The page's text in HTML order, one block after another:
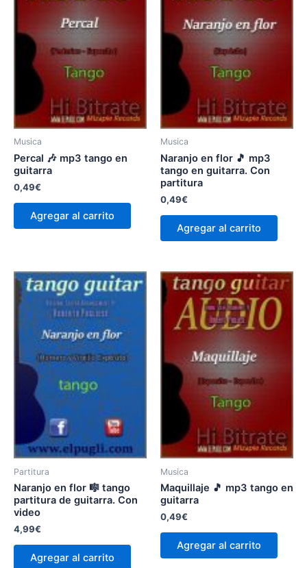
Musica
Percal 🎶 mp3 tango en
guitarra
0,49€
Agregar al carrito
Musica
Naranjo en flor 🎵 mp3
tango en guitarra. Con
partitura
0,49€
Agregar al carrito
Partitura
Naranjo en flor 🎼 tango
partitura de guitarra. Con
video
4,99€
Agregar al carrito
Musica
Maquillaje 🎵 mp3 tango en
guitarra
0,49€
Agregar al carrito